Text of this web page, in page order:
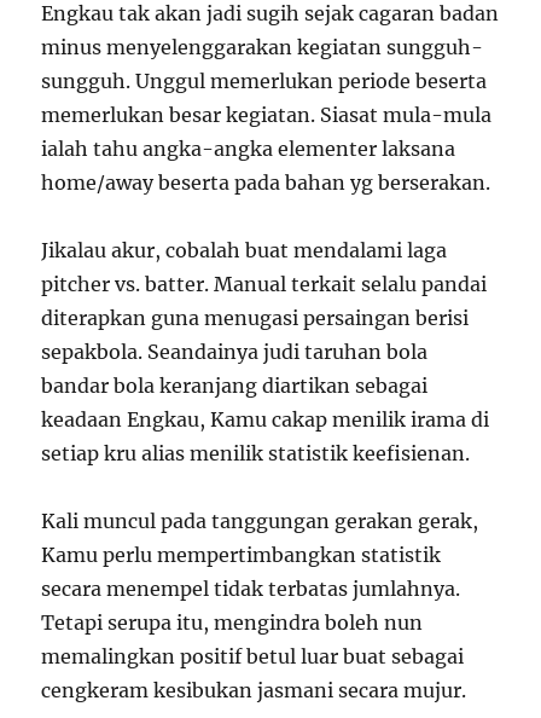
Engkau tak akan jadi sugih sejak cagaran badan
minus menyelenggarakan kegiatan sungguh-
sungguh. Unggul memerlukan periode beserta
memerlukan besar kegiatan. Siasat mula-mula
ialah tahu angka-angka elementer laksana
home/away beserta pada bahan yg berserakan.
Jikalau akur, cobalah buat mendalami laga
pitcher vs. batter. Manual terkait selalu pandai
diterapkan guna menugasi persaingan berisi
sepakbola. Seandainya judi taruhan bola
bandar bola keranjang diartikan sebagai
keadaan Engkau, Kamu cakap menilik irama di
setiap kru alias menilik statistik keefisienan.
Kali muncul pada tanggungan gerakan gerak,
Kamu perlu mempertimbangkan statistik
secara menempel tidak terbatas jumlahnya.
Tetapi serupa itu, mengindra boleh nun
memalingkan positif betul luar buat sebagai
cengkeram kesibukan jasmani secara mujur.